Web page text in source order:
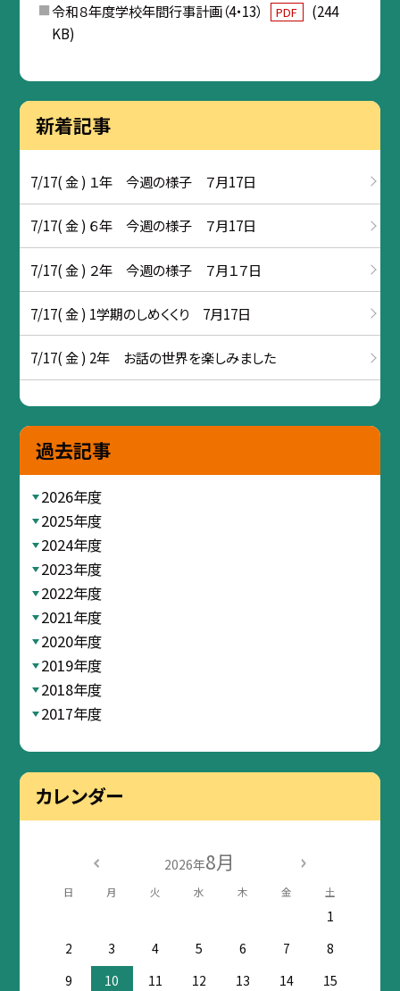
令和８年度学校年間行事計画（4・13） PDF
(244
KB)
新着記事
7/17( 金 ) １年 今週の様子 ７月17日
7/17( 金 ) ６年 今週の様子 ７月17日
7/17( 金 ) ２年 今週の様子 ７月１７日
7/17( 金 ) 1学期のしめくくり 7月17日
7/17( 金 ) 2年 お話の世界を楽しみました
過去記事
2026年度
2025年度
2024年度
2023年度
2022年度
2021年度
2020年度
2019年度
2018年度
2017年度
カレンダー
2026年8月
日 月 火 水 木 金 土
1
2
3 4 5 6 7
8
9
10 11 12 13 14
15